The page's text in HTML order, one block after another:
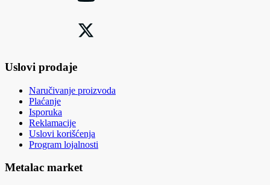
Uslovi prodaje
Naručivanje proizvoda
Plaćanje
Isporuka
Reklamacije
Uslovi korišćenja
Program lojalnosti
Metalac market